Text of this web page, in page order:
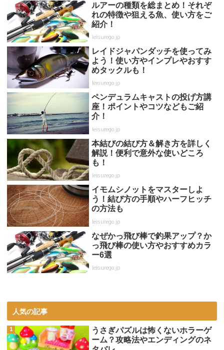
ルアーの種類を総まとめ！それぞ
れの特徴や狙える魚、使い方をご
紹介！
leisurego.jp
レイドジャパンダッチを使ってみ
よう！使い方やインプレやおすす
めタックルも！
leisurego.jp
ペンデュラムキャストの投げ方講
座！ポイントやコツなどもご紹
介！
leisurego.jp
本結びの結び方＆解き方を詳しく
解説！便利で意外な使いどころ
も！
leisurego.jp
イモムシノットをマスターしよ
う！結び方の手順やハーフヒッチ
の方法も
leisurego.jp
なぜかっ飛び棒で釣果アップ？か
っ飛び棒の使い方やおすすめカラ
ー6選
leisurego.jp
人気の記事
うさぎパズルは怖くないホラーゲ
ーム？攻略法やエンディングのネ